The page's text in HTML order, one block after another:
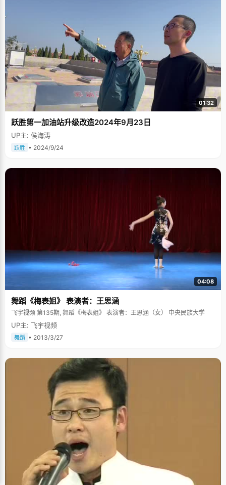
01:32
跃胜第一加油站升级改造2024年9月23日
UP主: 侯海涛
跃胜 • 2024/9/24
04:08
舞蹈《梅表姐》 表演者：王思涵
飞宇视频 第135期, 舞蹈《梅表姐》 表演者：王思涵（女） 中央民族大学
UP主: 飞宇视频
舞蹈 • 2013/3/27